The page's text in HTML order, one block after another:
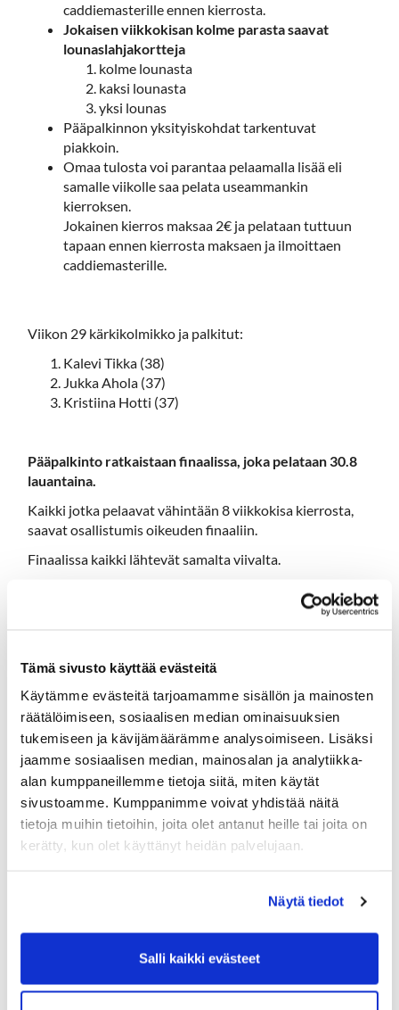
Tämä sivusto käyttää evästeitä
Käytämme evästeitä tarjoamamme sisällön ja mainosten
räätälöimiseen, sosiaalisen median ominaisuuksien
tukemiseen ja kävijämäärämme analysoimiseen. Lisäksi
jaamme sosiaalisen median, mainosalan ja analytiikka-
alan kumppaneillemme tietoja siitä, miten käytät
sivustoamme. Kumppanimme voivat yhdistää näitä
tietoja muihin tietoihin, joita olet antanut heille tai joita on
kerätty, kun olet käyttänyt heidän palvelujaan.
Näytä tiedot
Salli kaikki evästeet
caddiemasterille ennen kierrosta.
Jokaisen viikkokisan kolme parasta saavat
lounaslahjakortteja
kolme lounasta
kaksi lounasta
yksi lounas
Pääpalkinnon yksityiskohdat tarkentuvat
piakkoin.
Omaa tulosta voi parantaa pelaamalla lisää eli
samalle viikolle saa pelata useammankin
kierroksen.
Jokainen kierros maksaa 2€ ja pelataan tuttuun
tapaan ennen kierrosta maksaen ja ilmoittaen
caddiemasterille.
Viikon 29 kärkikolmikko ja palkitut:
Kalevi Tikka (38)
Jukka Ahola (37)
Kristiina Hotti (37)
Pääpalkinto ratkaistaan finaalissa, joka pelataan 30.8
lauantaina.
Kaikki jotka pelaavat vähintään 8 viikkokisa kierrosta,
saavat osallistumis oikeuden finaaliin.
Finaalissa kaikki lähtevät samalta viivalta.
Finaalin pääpalkinto on matka El
* Finaalin pääpalkinto on matka yhdelle hengelle
(jaetussa kahden hengen huoneessa) klubimatkallemme
El Rompidoon 6.-13.11.2025.
Lue kisainfot kokonaisuudessaan ja ilmoittaudu tämän
viikon kisaan mukaan alla olevan linkin kautta.
Viikkokisa vko 29
Perjantaiharjoitukset